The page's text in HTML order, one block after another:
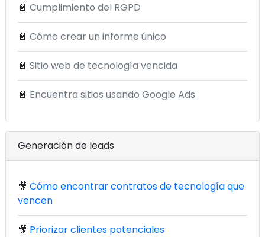
📄 Cumplimiento del RGPD
📄 Cómo crear un informe único
📄 Sitio web de tecnología vencida
📄 Encuentra sitios usando Google Ads
Generación de leads
🎥 Cómo encontrar contratos de tecnología que
vencen
🎥 Priorizar clientes potenciales